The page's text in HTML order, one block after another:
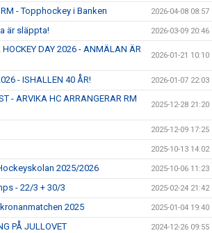
- Topphockey i Banken 2026-04-08 08:57
är släppta! 2026-03-09 20:46
HOCKEY DAY 2026 - ANMÄLAN ÄR
2026-01-21 10:10
- ISHALLEN 40 ÅR! 2026-01-07 22:03
- ARVIKA HC ARRANGERAR RM
2025-12-28 21:20
2025-12-09 17:25
2025-10-13 14:02
2025/2026 2025-10-06 11:23
- 22/3 + 30/3 2025-02-24 21:42
2025 2025-01-04 19:40
PÅ JULLOVET 2024-12-26 09:55